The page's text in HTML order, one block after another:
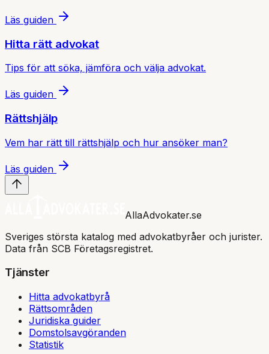
Läs guiden
Hitta rätt advokat
Tips för att söka, jämföra och välja advokat.
Läs guiden
Rättshjälp
Vem har rätt till rättshjälp och hur ansöker man?
Läs guiden
AllaAdvokater.se
Sveriges största katalog med advokatbyråer och jurister.
Data från SCB Företagsregistret.
Tjänster
Hitta advokatbyrå
Rättsområden
Juridiska guider
Domstolsavgöranden
Statistik